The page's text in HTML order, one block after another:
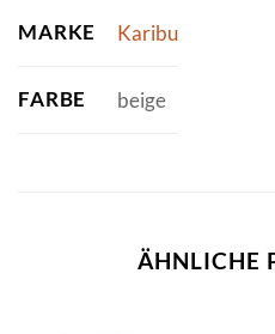
MARKE Karibu
FARBE beige
ÄHNLICHE